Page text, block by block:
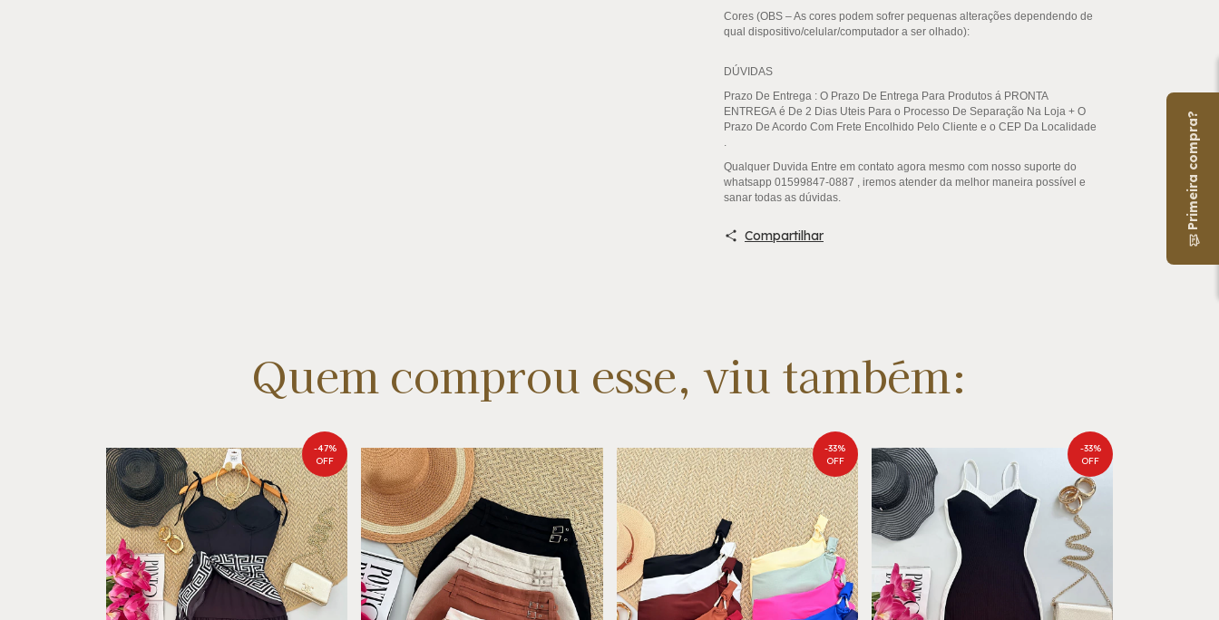
Primeira compra?
Cores (OBS – As cores podem sofrer pequenas alterações dependendo de
qual dispositivo/celular/computador a ser olhado):
DÚVIDAS
Prazo De Entrega : O Prazo De Entrega Para Produtos á PRONTA
ENTREGA é De 2 Dias Uteis Para o Processo De Separação Na Loja + O
Prazo De Acordo Com Frete Encolhido Pelo Cliente e o CEP Da Localidade
Qualquer Duvida Entre em contato agora mesmo com nosso suporte do
whatsapp 01599847-0887 , iremos atender da melhor maneira possível e
sanar todas as dúvidas.
Compartilhar
Quem comprou esse, viu também:
-47%
OFF
-33%
OFF
-33%
OFF